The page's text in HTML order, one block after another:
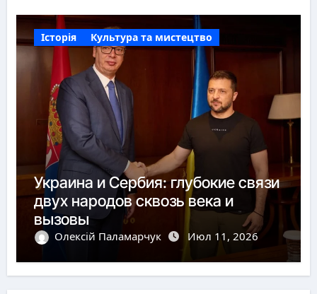
Історія Культура та мистецтво
Украина и Сербия: глубокие связи
двух народов сквозь века и
вызовы
Олексій Паламарчук Июл 11, 2026